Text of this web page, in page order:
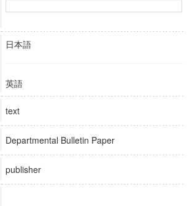
日本語
英語
text
Departmental Bulletin Paper
publisher